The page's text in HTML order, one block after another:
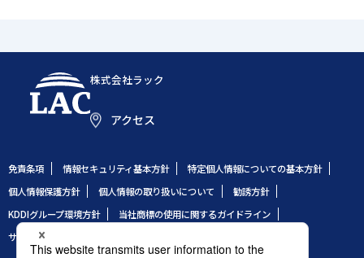
株式会社ラック
アクセス
免責条項 情報セキュリティ基本方針
特定個人情報についての基本方針
個人情報保護方針
個人情報の取り扱いについて
勧誘方針
KDDIグループ環境方針
当社商標の使用に関するガイドライン
サイトのご利用条件